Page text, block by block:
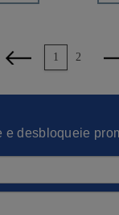
anterior 1 2
e desbloqueie